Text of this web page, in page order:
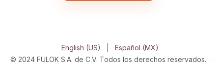
© 2024 FULOK S.A. de C.V. Todos los derechos reservados.
English (US) Español (MX)